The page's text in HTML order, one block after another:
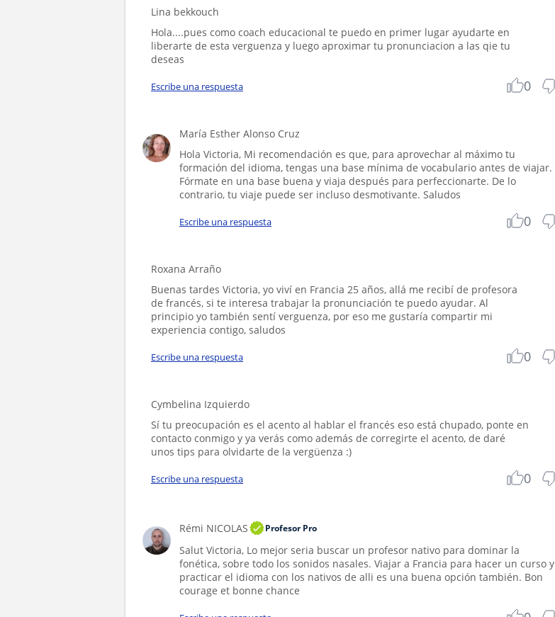
Lina bekkouch
Hola....pues como coach educacional te puedo en primer lugar ayudarte en
liberarte de esta verguenza y luego aproximar tu pronunciacion a las qie tu
deseas
Escribe una respuesta 0
María Esther Alonso Cruz
Hola Victoria, Mi recomendación es que, para aprovechar al máximo tu
formación del idioma, tengas una base mínima de vocabulario antes de viajar.
Fórmate en una base buena y viaja después para perfeccionarte. De lo
contrario, tu viaje puede ser incluso desmotivante. Saludos
Escribe una respuesta 0
Roxana Arraño
Buenas tardes Victoria, yo viví en Francia 25 años, allá me recibí de profesora
de francés, si te interesa trabajar la pronunciación te puedo ayudar. Al
principio yo también sentí verguenza, por eso me gustaría compartir mi
experiencia contigo, saludos
Escribe una respuesta 0
Cymbelina Izquierdo
Sí tu preocupación es el acento al hablar el francés eso está chupado, ponte en
contacto conmigo y ya verás como además de corregirte el acento, de daré
unos tips para olvidarte de la vergüenza :)
Escribe una respuesta 0
Rémi NICOLAS Profesor Pro
Salut Victoria, Lo mejor seria buscar un profesor nativo para dominar la
fonética, sobre todo los sonidos nasales. Viajar a Francia para hacer un curso y
practicar el idioma con los nativos de alli es una buena opción también. Bon
courage et bonne chance